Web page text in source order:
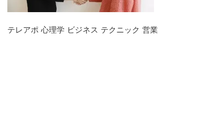
テレアポ 心理学 ビジネス テクニック 営業